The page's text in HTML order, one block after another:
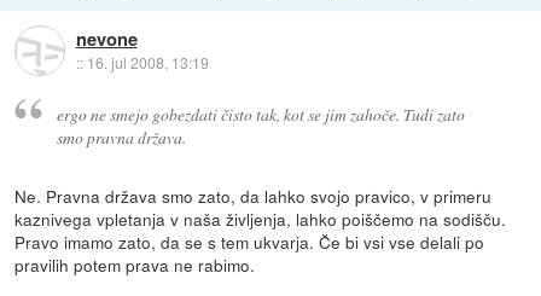
nevone
:: 16. jul 2008, 13:19
ergo ne smejo gobezdati čisto tak, kot se jim zahoče. Tudi zato
smo pravna država.
Ne. Pravna država smo zato, da lahko svojo pravico, v primeru
kaznivega vpletanja v naša življenja, lahko poiščemo na sodišču.
Pravo imamo zato, da se s tem ukvarja. Če bi vsi vse delali po
pravilih potem prava ne rabimo.